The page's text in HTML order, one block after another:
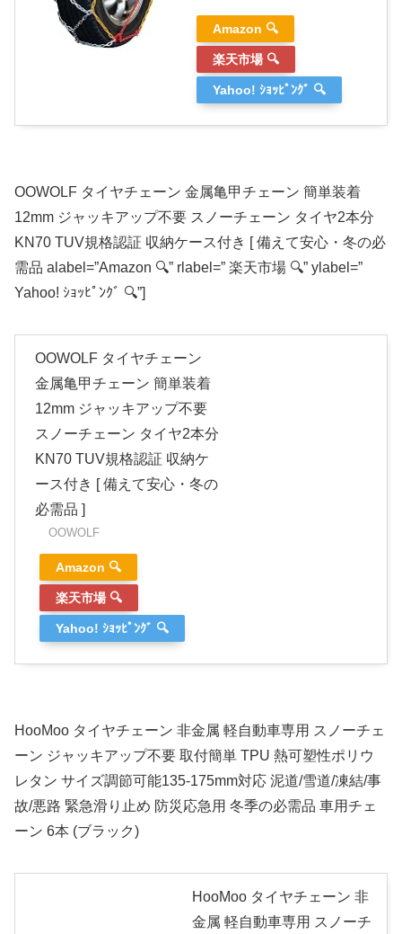
Amazon 🔍
楽天市場 🔍
Yahoo! ｼｮｯﾋﾟﾝｸﾞ 🔍
OOWOLF タイヤチェーン 金属亀甲チェーン 簡単装着
12mm ジャッキアップ不要 スノーチェーン タイヤ2本分
KN70 TUV規格認証 収納ケース付き [ 備えて安心・冬の必
需品 alabel=”Amazon 🔍” rlabel=” 楽天市場 🔍” ylabel=”
Yahoo! ｼｮｯﾋﾟﾝｸﾞ 🔍”]
OOWOLF タイヤチェーン
金属亀甲チェーン 簡単装着
12mm ジャッキアップ不要
スノーチェーン タイヤ2本分
KN70 TUV規格認証 収納ケ
ース付き [ 備えて安心・冬の
必需品 ]
OOWOLF
Amazon 🔍
楽天市場 🔍
Yahoo! ｼｮｯﾋﾟﾝｸﾞ 🔍
HooMoo タイヤチェーン 非金属 軽自動車専用 スノーチェ
ーン ジャッキアップ不要 取付簡単 TPU 熱可塑性ポリウ
レタン サイズ調節可能135-175mm対応 泥道/雪道/凍結/事
故/悪路 緊急滑り止め 防災応急用 冬季の必需品 車用チェ
ーン 6本 (ブラック)
HooMoo タイヤチェーン 非
金属 軽自動車専用 スノーチ